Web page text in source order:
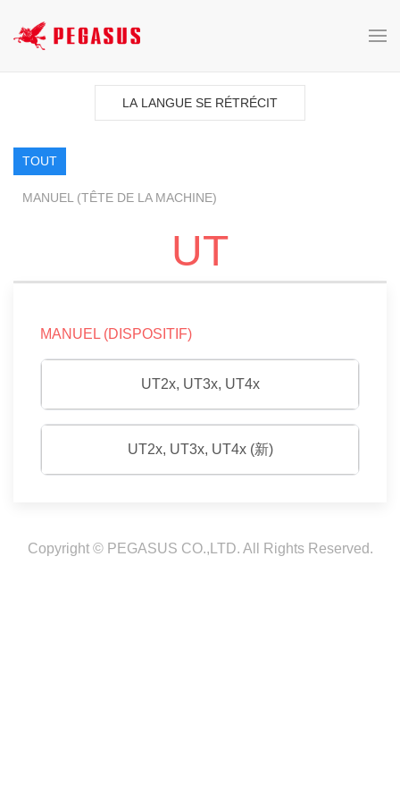
LA LANGUE SE RÉTRÉCIT
TOUT
MANUEL (TÊTE DE LA MACHINE)
UT
MANUEL (DISPOSITIF)
UT2x, UT3x, UT4x
UT2x, UT3x, UT4x (新)
Copyright © PEGASUS CO.,LTD. All Rights Reserved.